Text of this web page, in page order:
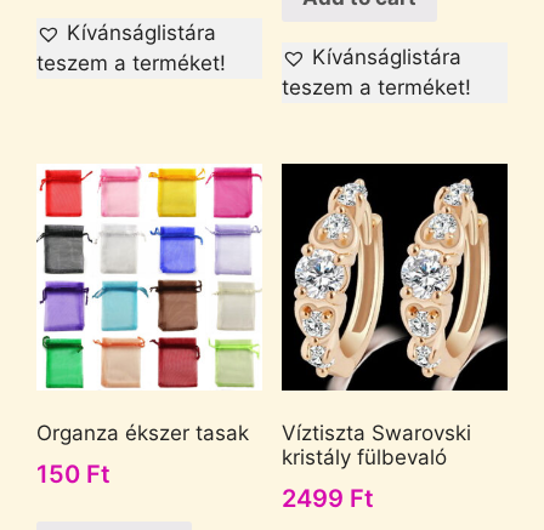
Kívánságlistára
teszem a terméket!
Kívánságlistára
teszem a terméket!
Organza ékszer tasak
150 Ft
Víztiszta Swarovski
kristály fülbevaló
2499 Ft